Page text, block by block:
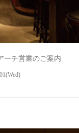
ーチ営業のご案内